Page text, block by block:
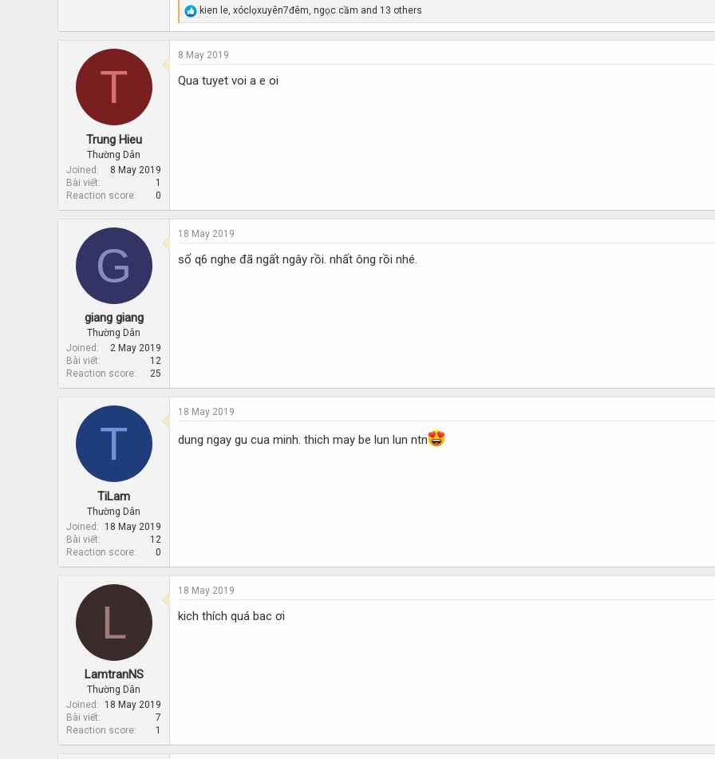
R
e
a
t
o
kien le, xóclọxuyên7đêm, ngọc cầm and 13 others
T
Trung Hieu
Thường Dân
Joined
8 May 2019
Bài viết
1
Reaction score
0
8 May 2019
Qua tuyet voi a e oi
G
giang giang
Thường Dân
Joined
2 May 2019
Bài viết
12
Reaction score
25
18 May 2019
số q6 nghe đã ngất ngây rồi. nhất ông rồi nhé.
T
TiLam
Thường Dân
Joined
18 May 2019
Bài viết
12
Reaction score
0
18 May 2019
dung ngay gu cua minh. thich may be lun lun ntn
L
LamtranNS
Thường Dân
Joined
18 May 2019
Bài viết
7
Reaction score
1
18 May 2019
kich thích quá bac ơi